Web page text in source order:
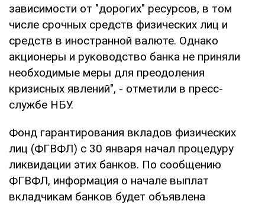
зависимости от "дорогих" ресурсов, в том
числе срочных средств физических лиц и
средств в иностранной валюте. Однако
акционеры и руководство банка не приняли
необходимые меры для преодоления
кризисных явлений", - отметили в пресс-
службе НБУ.
Фонд гарантирования вкладов физических
лиц (ФГВФЛ) с 30 января начал процедуру
ликвидации этих банков. По сообщению
ФГВФЛ, информация о начале выплат
вкладчикам банков будет объявлена